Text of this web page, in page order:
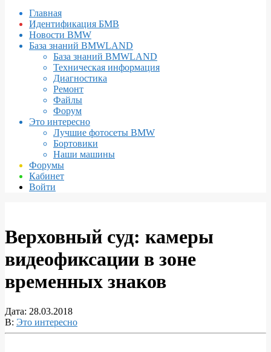
навигации
Главная
Идентификация БМВ
Новости BMW
База знаний BMWLAND
База знаний BMWLAND
Техническая информация
Диагностика
Ремонт
Файлы
Форум
Это интересно
Лучшие фотосеты BMW
Бортовики
Наши машины
Форумы
Кабинет
Войти
Верховный суд: камеры
видеофиксации в зоне
временных знаков
Дата: 28.03.2018
В: Это интересно